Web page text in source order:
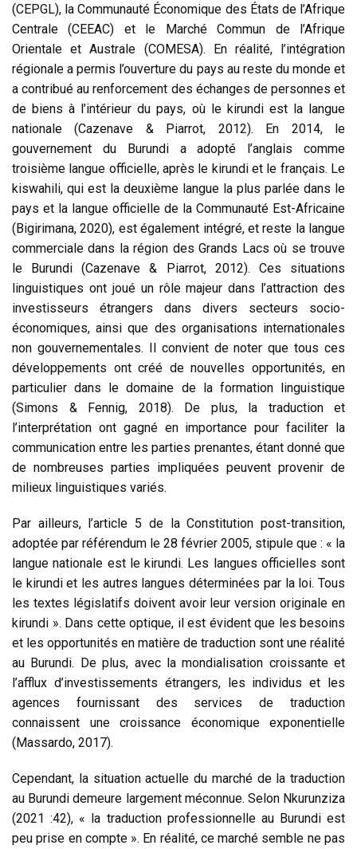
(CEPGL), la Communauté Économique des États de l’Afrique
Centrale (CEEAC) et le Marché Commun de l’Afrique
Orientale et Australe (COMESA). En réalité, l’intégration
régionale a permis l’ouverture du pays au reste du monde et
a contribué au renforcement des échanges de personnes et
de biens à l’intérieur du pays, où le kirundi est la langue
nationale (Cazenave & Piarrot, 2012). En 2014, le
gouvernement du Burundi a adopté l’anglais comme
troisième langue officielle, après le kirundi et le français. Le
kiswahili, qui est la deuxième langue la plus parlée dans le
pays et la langue officielle de la Communauté Est-Africaine
(Bigirimana, 2020), est également intégré, et reste la langue
commerciale dans la région des Grands Lacs où se trouve
le Burundi (Cazenave & Piarrot, 2012). Ces situations
linguistiques ont joué un rôle majeur dans l’attraction des
investisseurs étrangers dans divers secteurs socio-
économiques, ainsi que des organisations internationales
non gouvernementales. Il convient de noter que tous ces
développements ont créé de nouvelles opportunités, en
particulier dans le domaine de la formation linguistique
(Simons & Fennig, 2018). De plus, la traduction et
l’interprétation ont gagné en importance pour faciliter la
communication entre les parties prenantes, étant donné que
de nombreuses parties impliquées peuvent provenir de
milieux linguistiques variés.
Par ailleurs, l’article 5 de la Constitution post-transition,
adoptée par référendum le 28 février 2005, stipule que : « la
langue nationale est le kirundi. Les langues officielles sont
le kirundi et les autres langues déterminées par la loi. Tous
les textes législatifs doivent avoir leur version originale en
kirundi ». Dans cette optique, il est évident que les besoins
et les opportunités en matière de traduction sont une réalité
au Burundi. De plus, avec la mondialisation croissante et
l’afflux d’investissements étrangers, les individus et les
agences fournissant des services de traduction
connaissent une croissance économique exponentielle
(Massardo, 2017).
Cependant, la situation actuelle du marché de la traduction
au Burundi demeure largement méconnue. Selon Nkurunziza
(2021 :42), « la traduction professionnelle au Burundi est
peu prise en compte ». En réalité, ce marché semble ne pas